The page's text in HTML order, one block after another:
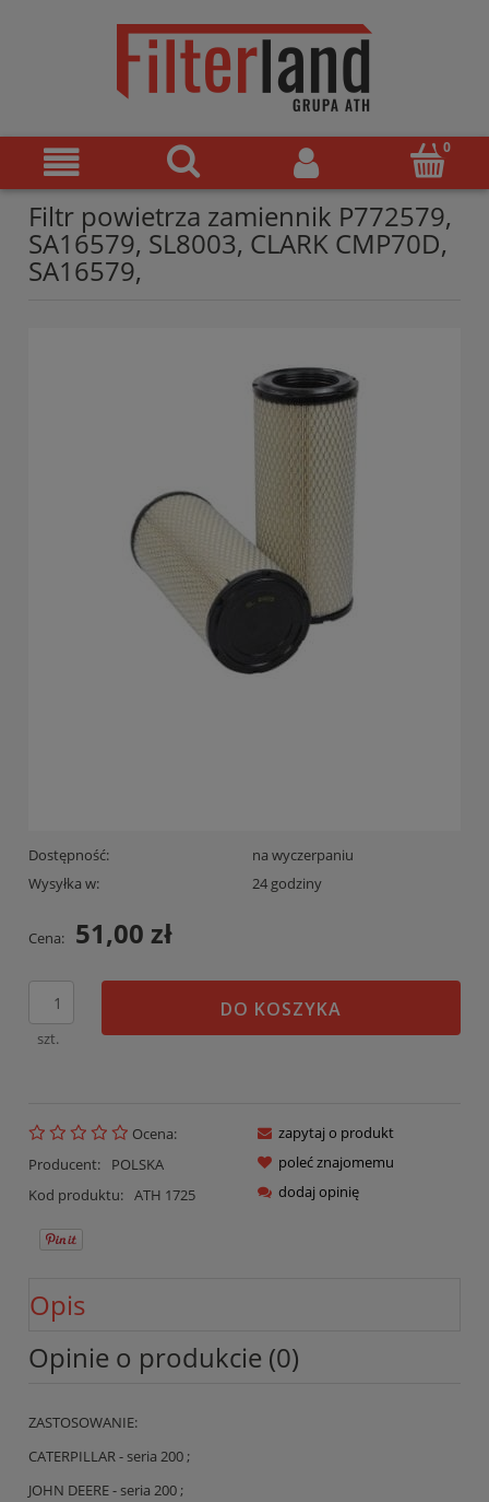
Filtr powietrza zamiennik P772579,
SA16579, SL8003, CLARK CMP70D,
SA16579,
Dostępność:
na wyczerpaniu
Wysyłka w:
24 godziny
Cena: 51,00 zł
szt.
DO KOSZYKA
Ocena:
Producent:
POLSKA
Kod produktu: ATH 1725
zapytaj o produkt
poleć znajomemu
dodaj opinię
Opis
Opinie o produkcie (0)
ZASTOSOWANIE:
CATERPILLAR - seria 200 ;
JOHN DEERE - seria 200 ;